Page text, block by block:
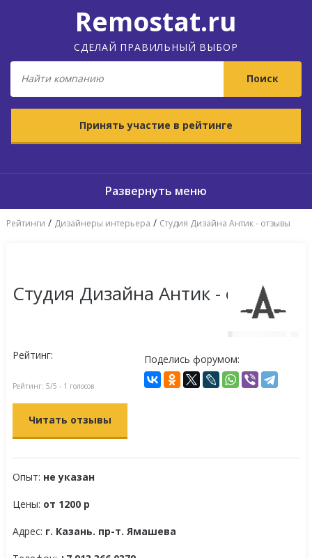
Remostat.ru
СДЕЛАЙ ПРАВИЛЬНЫЙ ВЫБОР
Принять участие в рейтинге
Рейтинги / Дизайнеры интерьера / Студия Дизайна Антик - отзывы
Студия Дизайна Антик - отзывы
Рейтинг:
Рейтинг: 5/5 - 1 голосов
Поделись форумом:
Читать отзывы
Опыт: не указан
Цены: от 1200 р
Адрес: г. Казань. пр-т. Ямашева